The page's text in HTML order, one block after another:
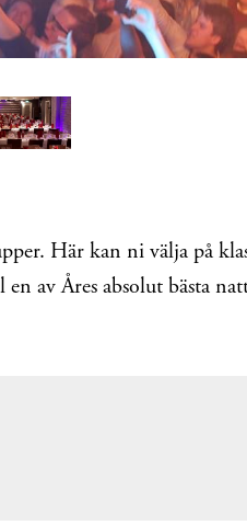
Här kan ni välja på
av Åres absolut bästa